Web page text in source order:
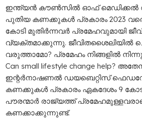
ഇന്ത്യന്‍ കൗണ്‍സില്‍ ഓഫ് മെഡിക്കല്‍
പുതിയ കണക്കുകള്‍ പ്രകാരം 2023
കോടി മുതിര്‍ന്നവർ പ്രമേഹവുമായി
വ്യക്തമാക്കുന്നു. ജീവിതശൈലിയില്‍
വരുത്താമോ? പ്രമേഹം നിങ്ങളിൽ
Can small lifestyle change help?
ഇന്റര്‍നാഷണല്‍ ഡയബെറ്റിസ്
കണക്കുകള്‍ പ്രകാരം ഏകദേശം 9
പൗരന്മാര്‍ രാജ്യത്ത്
കണക്കാക്കുന്നുണ്ട്.